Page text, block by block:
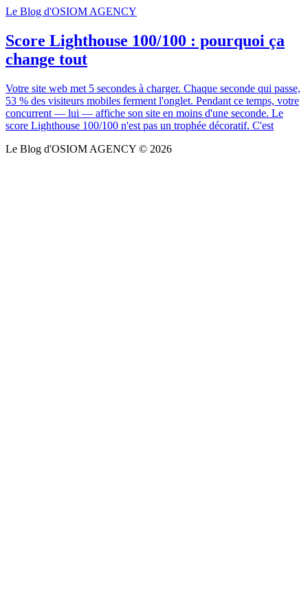
Le Blog d'OSIOM AGENCY
Score Lighthouse 100/100 : pourquoi ça
change tout
Votre site web met 5 secondes à charger. Chaque seconde qui passe,
53 % des visiteurs mobiles ferment l'onglet. Pendant ce temps, votre
concurrent — lui — affiche son site en moins d'une seconde. Le
score Lighthouse 100/100 n'est pas un trophée décoratif. C'est
Le Blog d'OSIOM AGENCY © 2026